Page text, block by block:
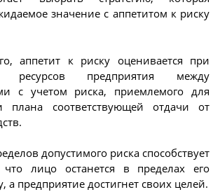
значение с аппетитом к риску
аппетит к риску оценивается при
ресурсов предприятия между
с учетом риска, приемлемого для
плана соответствующей отдачи от
допустимого риска способствует
что лицо останется в пределах его
а предприятие достигнет своих целей.